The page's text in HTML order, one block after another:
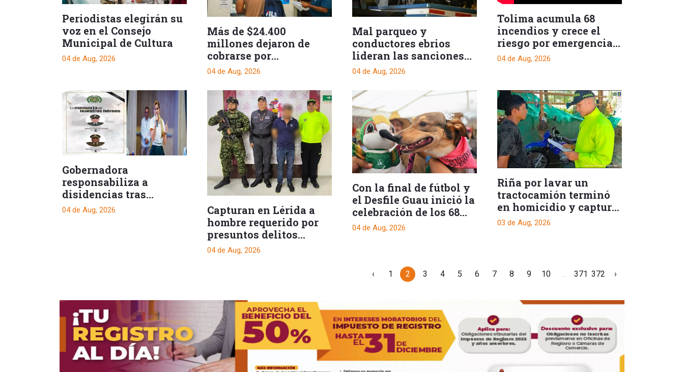
Periodistas elegirán su
voz en el Consejo
Municipal de Cultura
04 de Aug, 2026
Más de $24.400
millones dejaron de
cobrarse por
descuentos del predial
04 de Aug, 2026
Mal parqueo y
conductores ebrios
lideran las sanciones
de tránsito en Ibagué
04 de Aug, 2026
Tolima acumula 68
incendios y crece el
riesgo por emergencias
simultáneas
04 de Aug, 2026
Gobernadora
responsabiliza a
disidencias tras
asesinato de dos
04 de Aug, 2026
Capturan en Lérida a
hombre requerido por
presuntos delitos
sexuales
04 de Aug, 2026
Con la final de fútbol y
el Desfile Guau inició la
celebración de los 68
años de Comfenalco
04 de Aug, 2026
Riña por lavar un
tractocamión terminó
en homicidio y captura
de un presunto
responsable
03 de Aug, 2026
‹ 1 2 3 4 5 6 7 8 9 10 ... 371 372 ›